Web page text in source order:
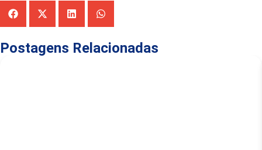
Postagens Relacionadas